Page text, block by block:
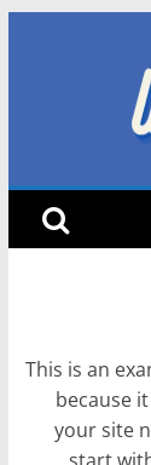
This is an
because
your site